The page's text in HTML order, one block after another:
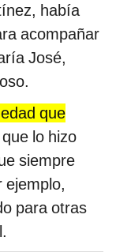
había
acompañar
José,
que
lo hizo
siempre
ejemplo,
para otras